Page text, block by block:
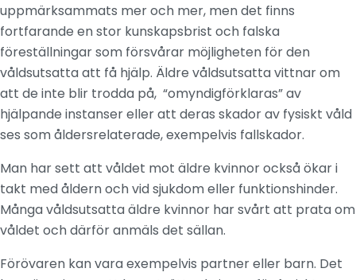
uppmärksammats mer och mer, men det finns
fortfarande en stor kunskapsbrist och falska
föreställningar som försvårar möjligheten för den
våldsutsatta att få hjälp. Äldre våldsutsatta vittnar om
att de inte blir trodda på, “omyndigförklaras” av
hjälpande instanser eller att deras skador av fysiskt våld
ses som åldersrelaterade, exempelvis fallskador.
Man har sett att våldet mot äldre kvinnor också ökar i
takt med åldern och vid sjukdom eller funktionshinder.
Många våldsutsatta äldre kvinnor har svårt att prata om
våldet och därför anmäls det sällan.
Förövaren kan vara exempelvis partner eller barn. Det